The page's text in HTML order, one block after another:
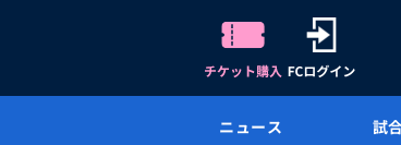
ニュース 試